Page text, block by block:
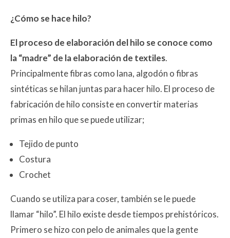
¿Cómo se hace hilo?
El proceso de elaboración del hilo se conoce como
la “madre” de la elaboración de textiles.
Principalmente fibras como lana, algodón o fibras
sintéticas se hilan juntas para hacer hilo. El proceso de
fabricación de hilo consiste en convertir materias
primas en hilo que se puede utilizar;
Tejido de punto
Costura
Crochet
Cuando se utiliza para coser, también se le puede
llamar “hilo”. El hilo existe desde tiempos prehistóricos.
Primero se hizo con pelo de animales que la gente